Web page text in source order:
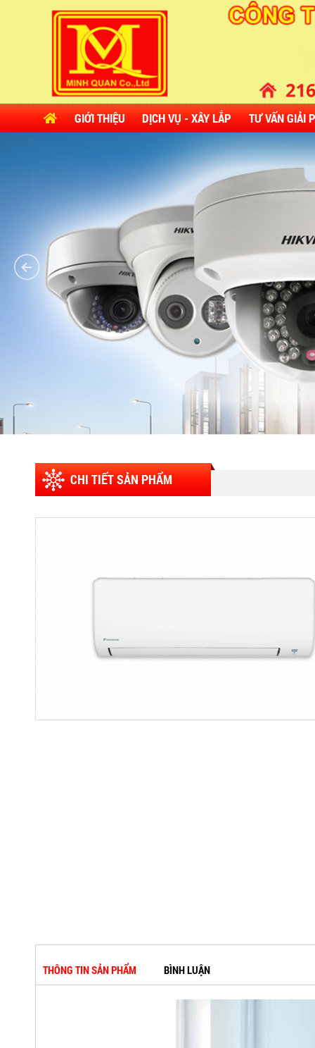
GIỚI THIỆU DỊCH VỤ - XÂY LẮP TƯ VẤN GIẢI
CHI TIẾT SẢN PHẨM
THÔNG TIN SẢN PHẨM BÌNH LUẬN